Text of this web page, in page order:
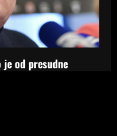
je od presudne